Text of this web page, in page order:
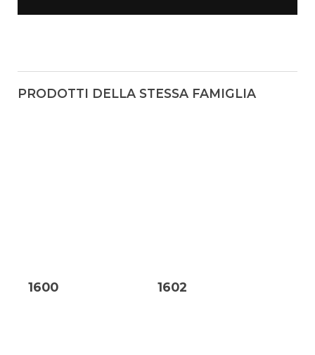
PRODOTTI DELLA STESSA FAMIGLIA
1600 1602